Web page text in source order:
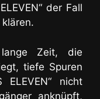
der Fall
Zeit, die
tiefe Spuren
ELEVEN“ nicht
anknüpft,